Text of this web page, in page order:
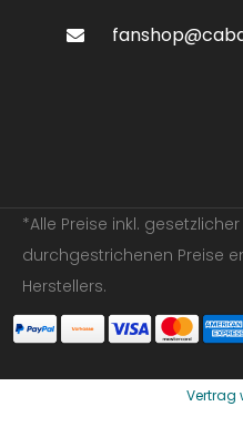
*Alle Preise inkl.
durchgestrichenen Preise
Herstellers.
Vertrag